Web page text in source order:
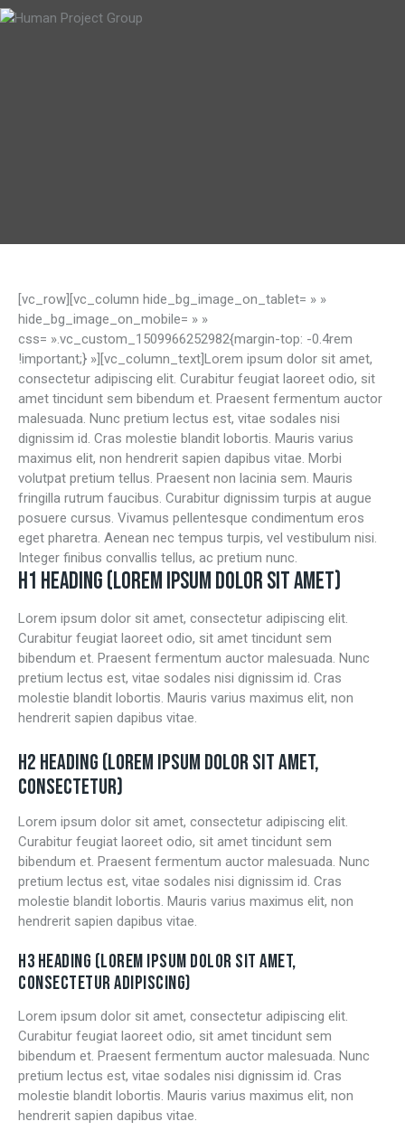
[vc_row][vc_column hide_bg_image_on_tablet= » »
hide_bg_image_on_mobile= » »
css= ».vc_custom_1509966252982{margin-top: -0.4rem
!important;} »][vc_column_text]Lorem ipsum dolor sit amet,
consectetur adipiscing elit. Curabitur feugiat laoreet odio, sit
amet tincidunt sem bibendum et. Praesent fermentum auctor
malesuada. Nunc pretium lectus est, vitae sodales nisi
dignissim id. Cras molestie blandit lobortis. Mauris varius
maximus elit, non hendrerit sapien dapibus vitae. Morbi
volutpat pretium tellus. Praesent non lacinia sem. Mauris
fringilla rutrum faucibus. Curabitur dignissim turpis at augue
posuere cursus. Vivamus pellentesque condimentum eros
eget pharetra. Aenean nec tempus turpis, vel vestibulum nisi.
Integer finibus convallis tellus, ac pretium nunc.
H1 HEADING (LOREM IPSUM DOLOR SIT AMET)
Lorem ipsum dolor sit amet, consectetur adipiscing elit.
Curabitur feugiat laoreet odio, sit amet tincidunt sem
bibendum et. Praesent fermentum auctor malesuada. Nunc
pretium lectus est, vitae sodales nisi dignissim id. Cras
molestie blandit lobortis. Mauris varius maximus elit, non
hendrerit sapien dapibus vitae.
H2 HEADING (LOREM IPSUM DOLOR SIT AMET,
CONSECTETUR)
Lorem ipsum dolor sit amet, consectetur adipiscing elit.
Curabitur feugiat laoreet odio, sit amet tincidunt sem
bibendum et. Praesent fermentum auctor malesuada. Nunc
pretium lectus est, vitae sodales nisi dignissim id. Cras
molestie blandit lobortis. Mauris varius maximus elit, non
hendrerit sapien dapibus vitae.
H3 HEADING (LOREM IPSUM DOLOR SIT AMET,
CONSECTETUR ADIPISCING)
Lorem ipsum dolor sit amet, consectetur adipiscing elit.
Curabitur feugiat laoreet odio, sit amet tincidunt sem
bibendum et. Praesent fermentum auctor malesuada. Nunc
pretium lectus est, vitae sodales nisi dignissim id. Cras
molestie blandit lobortis. Mauris varius maximus elit, non
hendrerit sapien dapibus vitae.